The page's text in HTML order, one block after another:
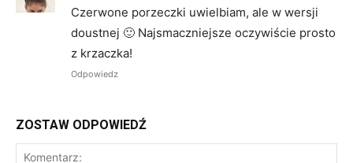
Czerwone porzeczki uwielbiam, ale w wersji
doustnej 🙂 Najsmaczniejsze oczywiście prosto
z krzaczka!
Odpowiedz
ZOSTAW ODPOWIEDŹ